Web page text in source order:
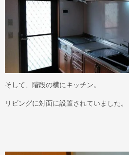
そして、階段の横にキッチン。
リビングに対面に設置されていました。